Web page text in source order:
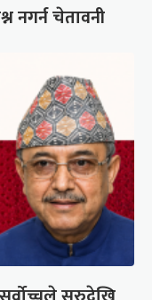
नगर्न चेतावनी